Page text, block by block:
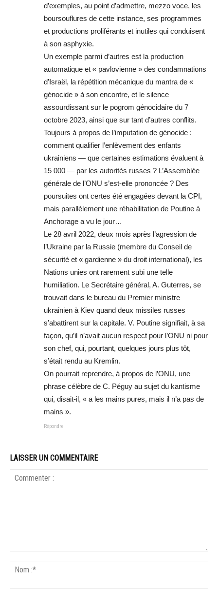
d’exemples, au point d’admettre, mezzo voce, les
boursouflures de cette instance, ses programmes
et productions proliférants et inutiles qui conduisent
à son asphyxie.
Un exemple parmi d’autres est la production
automatique et « pavlovienne » des condamnations
d’Israël, la répétition mécanique du mantra de «
génocide » à son encontre, et le silence
assourdissant sur le pogrom génocidaire du 7
octobre 2023, ainsi que sur tant d’autres conflits.
Toujours à propos de l’imputation de génocide :
comment qualifier l’enlèvement des enfants
ukrainiens — que certaines estimations évaluent à
15 000 — par les autorités russes ? L’Assemblée
générale de l’ONU s’est-elle prononcée ? Des
poursuites ont certes été engagées devant la CPI,
mais parallèlement une réhabilitation de Poutine à
Anchorage a vu le jour…
Le 28 avril 2022, deux mois après l’agression de
l’Ukraine par la Russie (membre du Conseil de
sécurité et « gardienne » du droit international), les
Nations unies ont rarement subi une telle
humiliation. Le Secrétaire général, A. Guterres, se
trouvait dans le bureau du Premier ministre
ukrainien à Kiev quand deux missiles russes
s’abattirent sur la capitale. V. Poutine signifiait, à sa
façon, qu’il n’avait aucun respect pour l’ONU ni pour
son chef, qui, pourtant, quelques jours plus tôt,
s’était rendu au Kremlin.
On pourrait reprendre, à propos de l’ONU, une
phrase célèbre de C. Péguy au sujet du kantisme
qui, disait-il, « a les mains pures, mais il n’a pas de
mains ».
Répondre
LAISSER UN COMMENTAIRE